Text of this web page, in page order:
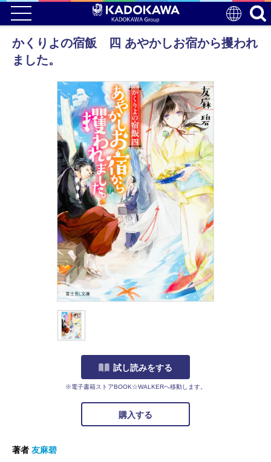
かくりよの宿飯 四 あやかしお宿から攫われ
ました。
試し読みをする
※電子書籍ストアBOOK☆WALKERへ移動します。
購入する
著者 友麻碧